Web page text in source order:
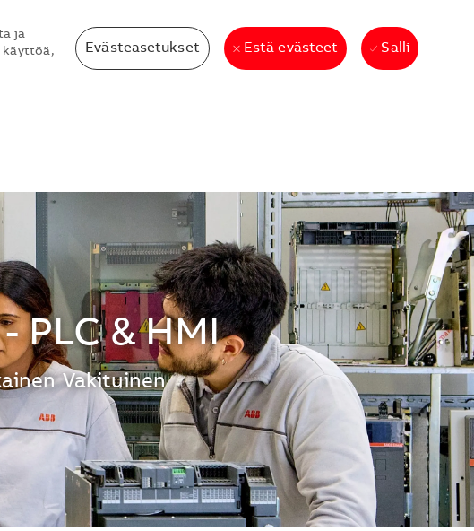
ja
käyttöä,
Evästeasetukset Estä evästeet Salli
PLC & HMI
Vakituinen